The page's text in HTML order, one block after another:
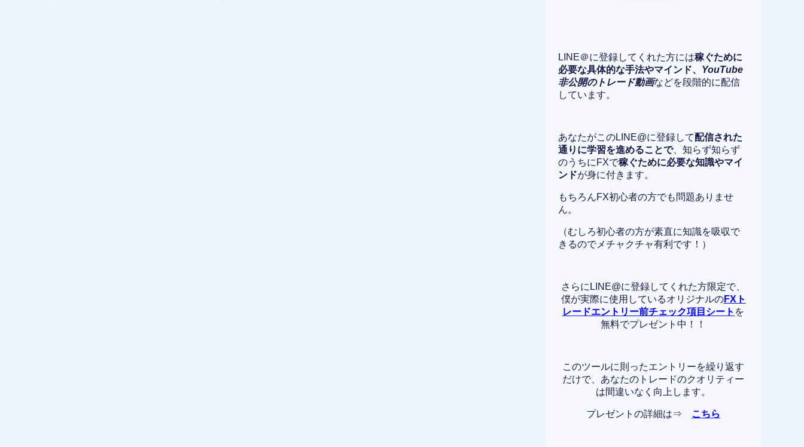
LINE＠に登録してくれた方には稼ぐために
必要な具体的な手法やマインド、 YouTube
非公開のトレード動画などを段階的に配信
しています。
あなたがこのLINE@に登録して配信された
通りに学習を進めることで、知らず知らず
のうちにFXで稼ぐために必要な知識やマイ
ンドが身に付きます。
もちろんFX初心者の方でも問題ありませ
ん。
（むしろ初心者の方が素直に知識を吸収で
きるのでメチャクチャ有利です！）
さらにLINE@に登録してくれた方限定で、
僕が実際に使用しているオリジナルのFXト
レードエントリー前チェック項目シート を
無料でプレゼント中！！
このツールに則ったエントリーを繰り返す
だけで、あなたのトレードのクオリティー
は間違いなく向上します。
プレゼントの詳細は⇒ こちら